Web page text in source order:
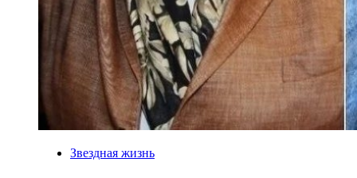
Звездная жизнь